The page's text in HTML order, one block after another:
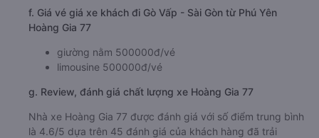
f. Giá vé giá xe khách đi Gò Vấp - Sài Gòn từ Phú Yên
Hoàng Gia 77
giường nằm 500000đ/vé
limousine 500000đ/vé
g. Review, đánh giá chất lượng xe Hoàng Gia 77
Nhà xe Hoàng Gia 77 được đánh giá với số điểm trung bình
là 4.6/5 dựa trên 45 đánh giá của khách hàng đã trải